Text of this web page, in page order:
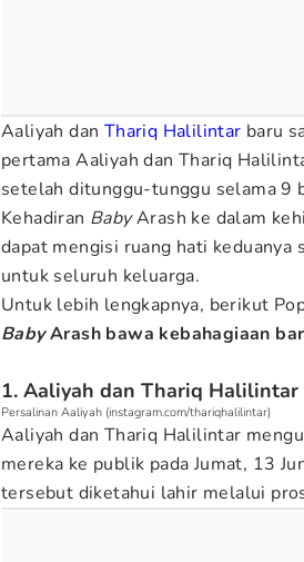
Aaliyah dan Thariq Halilintar baru
pertama Aaliyah dan Thariq
setelah ditunggu-tunggu selama 9
Kehadiran BabyArash ke dalam
dapat mengisi ruang hati keduanya
untuk seluruh keluarga.
Untuk lebih lengkapnya, berikut
BabyArash bawa kebahagiaan
1. Aaliyah dan Thariq
Persalinan Aaliyah (instagram.com/thariqhalilintar)
Aaliyah dan Thariq Halilintar
mereka ke publik pada Jumat, 13
tersebut diketahui lahir melalui